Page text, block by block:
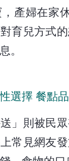
產婦在家
育兒方式
。
選擇 餐點
」則被民
常見網友